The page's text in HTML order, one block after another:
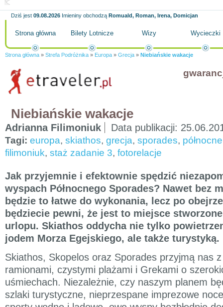
Dziś jest 09.08.2026 Imieniny obchodzą Romuald, Roman, Irena, Domicjan
Strona główna Bilety Lotnicze Wizy Wycieczki
Strona główna » Strefa Podróżnika » Europa » Grecja » Niebiańskie wakacje
Niebiańskie wakacje
Adrianna Filimoniuk Data publikacji:
Tagi: europa, skiathos, grecja, sporades,
filimoniuk, staż zadanie 3, fotorelacje
Jak przyjemnie i efektownie spędzić
wyspach Północnego Sporades? Nawet bez
będzie to łatwe do wykonania, lecz po
będziecie pewni, że jest to miejsce
urlopu. Skiathos oddycha nie tylko
jodem Morza Egejskiego, ale także turystyką.
Skiathos, Skopelos oraz Sporades przyjmą nas
ramionami, czystymi plażami i Grekami o
uśmiechach. Niezależnie, czy naszym planem
szlaki turystyczne, nieprzespane imprezowe